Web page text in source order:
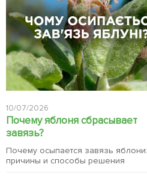
10/07/2026
Почему яблоня сбрасывает
завязь?
Почему осыпается завязь яблони:
причины и способы решения